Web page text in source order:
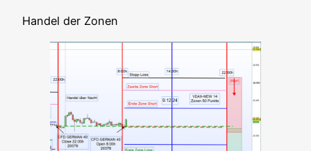
Han­del der Zonen